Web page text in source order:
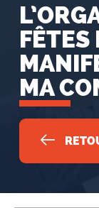
FÊTES
MA